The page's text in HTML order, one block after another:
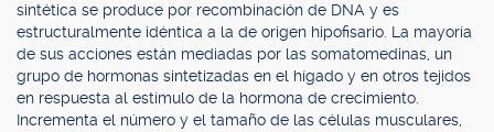
sintética se produce por recombinación de DNA y es
estructuralmente idéntica a la de origen hipofisario. La mayoría
de sus acciones están mediadas por las somatomedinas, un
grupo de hormonas sintetizadas en el hígado y en otros tejidos
en respuesta al estímulo de la hormona de crecimiento.
Incrementa el número y el tamaño de las células musculares,